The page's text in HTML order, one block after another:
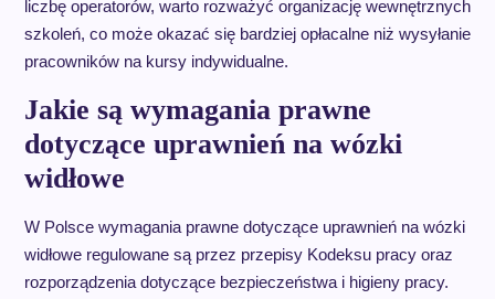
liczbę operatorów, warto rozważyć organizację wewnętrznych
szkoleń, co może okazać się bardziej opłacalne niż wysyłanie
pracowników na kursy indywidualne.
Jakie są wymagania prawne
dotyczące uprawnień na wózki
widłowe
W Polsce wymagania prawne dotyczące uprawnień na wózki
widłowe regulowane są przez przepisy Kodeksu pracy oraz
rozporządzenia dotyczące bezpieczeństwa i higieny pracy.